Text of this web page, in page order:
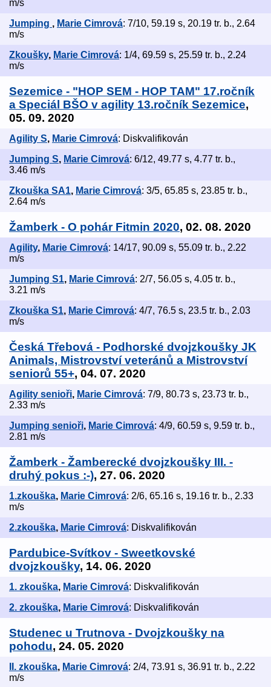
m/s
Jumping , Marie Cimrová: 7/10, 59.19 s, 20.19 tr. b., 2.64
m/s
Zkoušky, Marie Cimrová: 1/4, 69.59 s, 25.59 tr. b., 2.24
m/s
Sezemice - "HOP SEM - HOP TAM" 17.ročník
a Speciál BŠO v agility 13.ročník Sezemice,
05. 09. 2020
Agility S, Marie Cimrová: Diskvalifikován
Jumping S, Marie Cimrová: 6/12, 49.77 s, 4.77 tr. b.,
3.46 m/s
Zkouška SA1, Marie Cimrová: 3/5, 65.85 s, 23.85 tr. b.,
2.64 m/s
Žamberk - O pohár Fitmin 2020, 02. 08. 2020
Agility, Marie Cimrová: 14/17, 90.09 s, 55.09 tr. b., 2.22
m/s
Jumping S1, Marie Cimrová: 2/7, 56.05 s, 4.05 tr. b.,
3.21 m/s
Zkouška S1, Marie Cimrová: 4/7, 76.5 s, 23.5 tr. b., 2.03
m/s
Česká Třebová - Podhorské dvojzkoušky JK
Animals, Mistrovství veteránů a Mistrovství
seniorů 55+, 04. 07. 2020
Agility senioři, Marie Cimrová: 7/9, 80.73 s, 23.73 tr. b.,
2.33 m/s
Jumping senioři, Marie Cimrová: 4/9, 60.59 s, 9.59 tr. b.,
2.81 m/s
Žamberk - Žamberecké dvojzkoušky III. -
druhý pokus :-), 27. 06. 2020
1.zkouška, Marie Cimrová: 2/6, 65.16 s, 19.16 tr. b., 2.33
m/s
2.zkouška, Marie Cimrová: Diskvalifikován
Pardubice-Svítkov - Sweetkovské
dvojzkoušky, 14. 06. 2020
1. zkouška, Marie Cimrová: Diskvalifikován
2. zkouška, Marie Cimrová: Diskvalifikován
Studenec u Trutnova - Dvojzkoušky na
pohodu, 24. 05. 2020
II. zkouška, Marie Cimrová: 2/4, 73.91 s, 36.91 tr. b., 2.22
m/s